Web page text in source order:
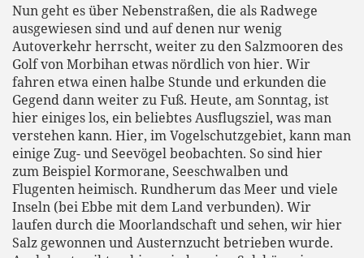
Nun geht es über Nebenstraßen, die als Radwege
ausgewiesen sind und auf denen nur wenig
Autoverkehr herrscht, weiter zu den Salzmooren des
Golf von Morbihan etwas nördlich von hier. Wir
fahren etwa einen halbe Stunde und erkunden die
Gegend dann weiter zu Fuß. Heute, am Sonntag, ist
hier einiges los, ein beliebtes Ausflugsziel, was man
verstehen kann. Hier, im Vogelschutzgebiet, kann man
einige Zug- und Seevögel beobachten. So sind hier
zum Beispiel Kormorane, Seeschwalben und
Flugenten heimisch. Rundherum das Meer und viele
Inseln (bei Ebbe mit dem Land verbunden). Wir
laufen durch die Moorlandschaft und sehen, wir hier
Salz gewonnen und Austernzucht betrieben wurde.